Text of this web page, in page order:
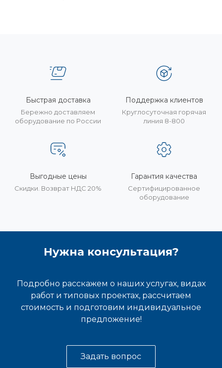
Быстрая доставка
Бережно доставляем
оборудование по России
Поддержка клиентов
Круглосуточная горячая
линия 8-800
Выгодные цены
Скидки. Возврат НДС 20%
Гарантия качества
Сертифицированное
оборудование
Нужна консультация?
Подробно расскажем о наших услугах, видах
работ и типовых проектах, рассчитаем
стоимость и подготовим индивидуальное
предложение!
Задать вопрос